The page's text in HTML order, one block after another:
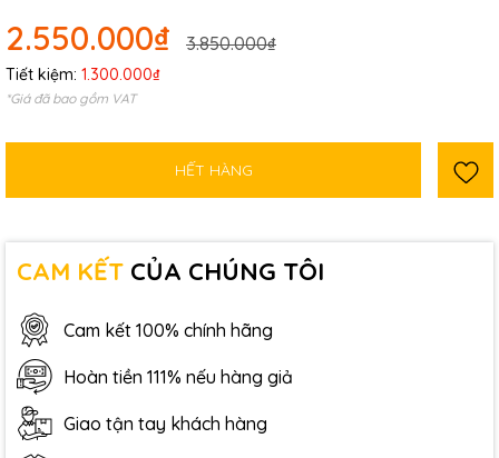
2.550.000₫ 3.850.000₫
Tiết kiệm: 1.300.000₫
*Giá đã bao gồm VAT
HẾT HÀNG
CAM KẾT CỦA CHÚNG TÔI
Cam kết 100% chính hãng
Hoàn tiền 111% nếu hàng giả
Giao tận tay khách hàng